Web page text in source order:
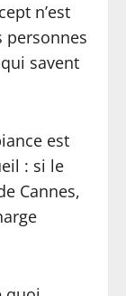
n’est
personnes
savent
est
: si le
Cannes,